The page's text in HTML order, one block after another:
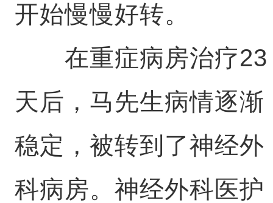
开始慢慢好转。
在重症病房治疗23
天后，马先生病情逐渐
稳定，被转到了神经外
科病房。神经外科医护